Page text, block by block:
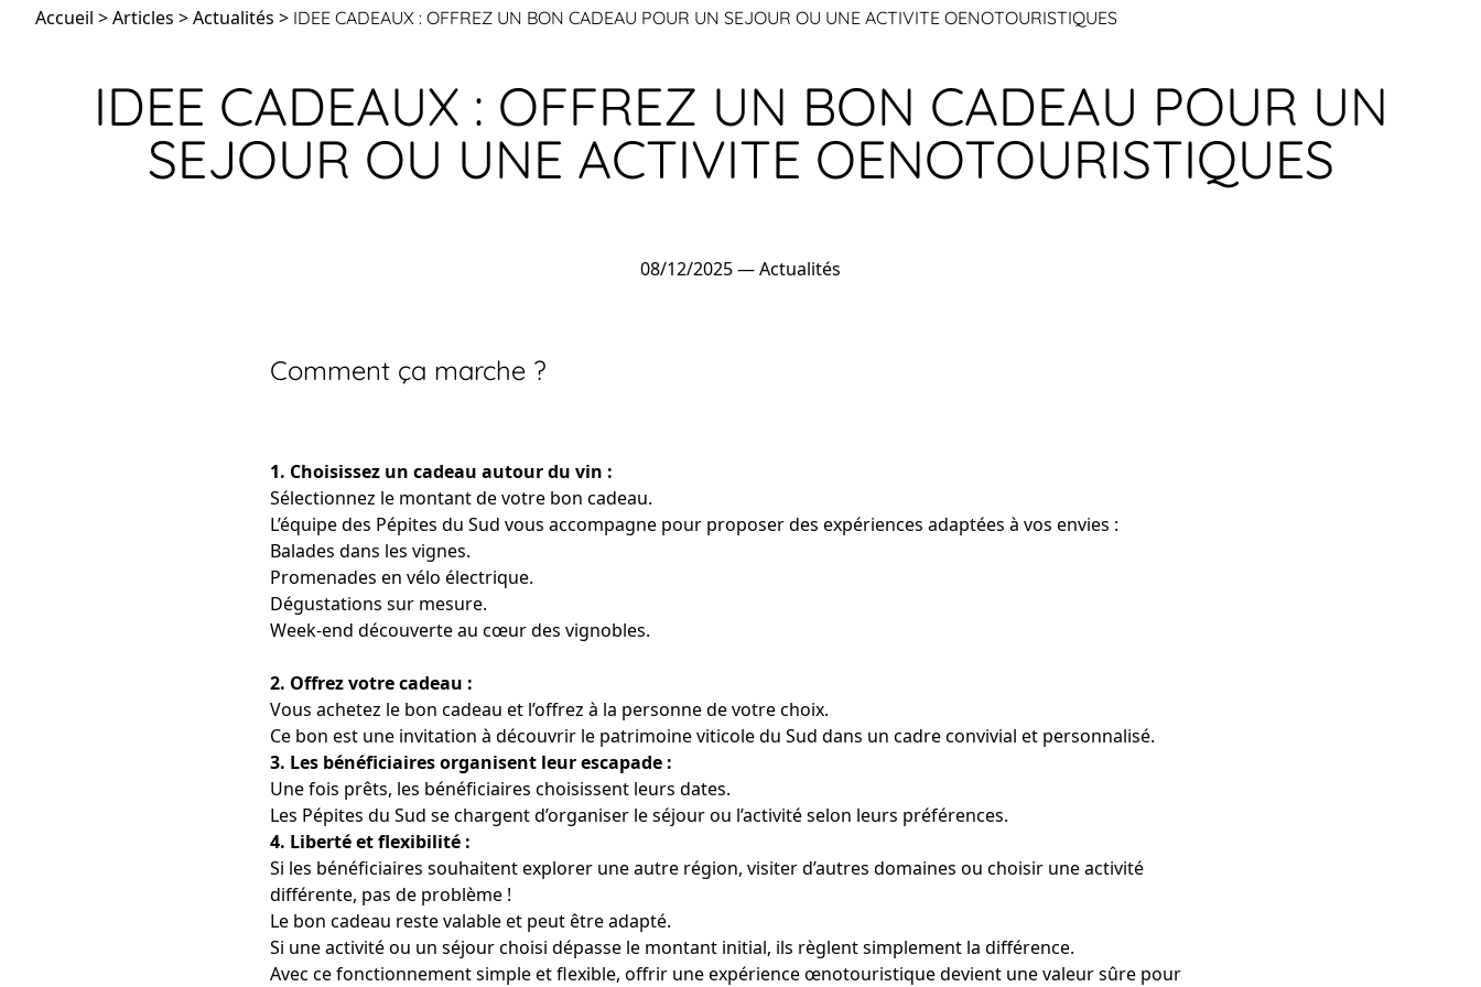
Accueil >Articles >Actualités > IDEE CADEAUX : OFFREZ UN BON CADEAU POUR UN SEJOUR OU UNE ACTIVITE OENOTOURISTIQUES
IDEE CADEAUX : OFFREZ UN BON CADEAU POUR UN
SEJOUR OU UNE ACTIVITE OENOTOURISTIQUES
08/12/2025—Actualités
Comment ça marche ?
1. Choisissez un cadeau autour du vin :
Sélectionnez le montant de votre bon cadeau.
L’équipe des Pépites du Sud vous accompagne pour proposer des expériences adaptées à vos envies :
Balades dans les vignes.
Promenades en vélo électrique.
Dégustations sur mesure.
Week-end découverte au cœur des vignobles.
2. Offrez votre cadeau :
Vous achetez le bon cadeau et l’offrez à la personne de votre choix.
Ce bon est une invitation à découvrir le patrimoine viticole du Sud dans un cadre convivial et personnalisé.
3. Les bénéficiaires organisent leur escapade :
Une fois prêts, les bénéficiaires choisissent leurs dates.
Les Pépites du Sud se chargent d’organiser le séjour ou l’activité selon leurs préférences.
4. Liberté et flexibilité :
Si les bénéficiaires souhaitent explorer une autre région, visiter d’autres domaines ou choisir une activité
différente, pas de problème !
Le bon cadeau reste valable et peut être adapté.
Si une activité ou un séjour choisi dépasse le montant initial, ils règlent simplement la différence.
Avec ce fonctionnement simple et flexible, offrir une expérience œnotouristique devient une valeur sûre pour